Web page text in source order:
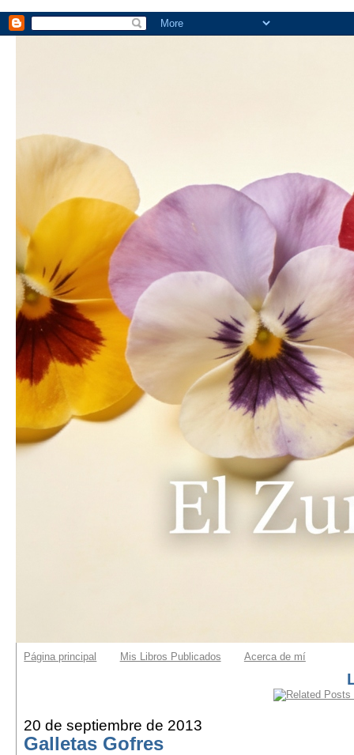
Página principal Mis Libros Publicados Acerca de mí
20 de septiembre de 2013
Galletas Gofres